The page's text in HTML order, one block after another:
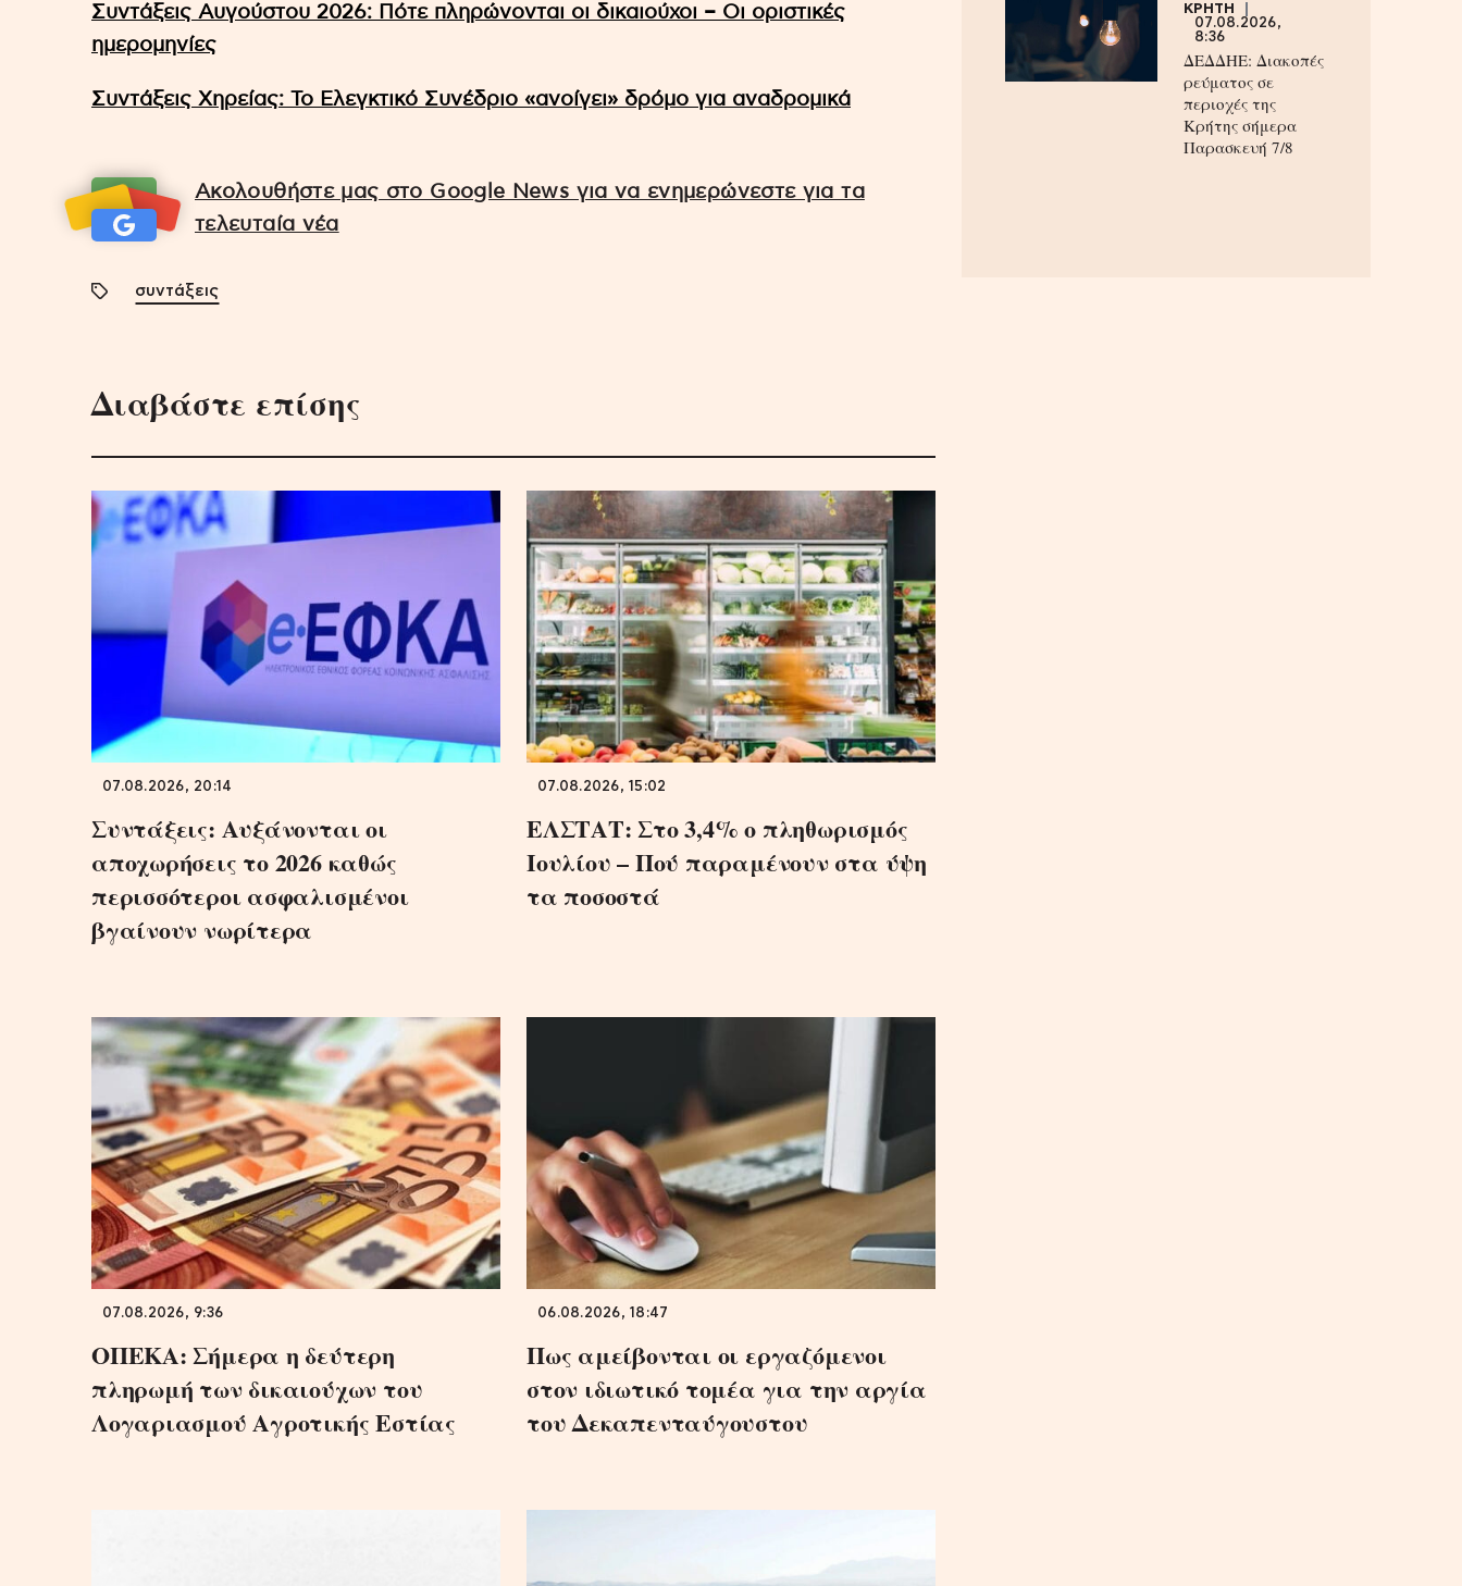
Συντάξεις Αυγούστου 2026: Πότε πληρώνονται οι δικαιούχοι – Οι οριστικές
ημερομηνίες
Συντάξεις Χηρείας: Το Ελεγκτικό Συνέδριο «ανοίγει» δρόμο για αναδρομικά
Ακολουθήστε μας στο Google News για να ενημερώνεστε για τα
τελευταία νέα
συντάξεις
Διαβάστε επίσης
07.08.2026, 20:14
Συντάξεις: Αυξάνονται οι
αποχωρήσεις το 2026 καθώς
περισσότεροι ασφαλισμένοι
βγαίνουν νωρίτερα
07.08.2026, 15:02
ΕΛΣΤΑΤ: Στο 3,4% ο πληθωρισμός
Ιουλίου – Πού παραμένουν στα ύψη
τα ποσοστά
07.08.2026, 9:36
ΟΠΕΚΑ: Σήμερα η δεύτερη
πληρωμή των δικαιούχων του
Λογαριασμού Αγροτικής Εστίας
06.08.2026, 18:47
Πως αμείβονται οι εργαζόμενοι
στον ιδιωτικό τομέα για την αργία
του Δεκαπενταύγουστου
ΚΡΗΤΗ
07.08.2026,
8:36
ΔΕΔΔΗΕ: Διακοπές
ρεύματος σε
περιοχές της
Κρήτης σήμερα
Παρασκευή 7/8